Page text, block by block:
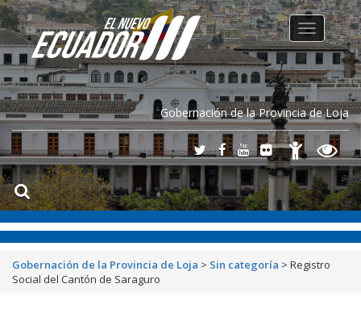
Gobernación de la Provincia de Loja
Toggle
navigation
Gobernación de la Provincia de Loja > Sin categoría > Registro
Social del Cantón de Saraguro